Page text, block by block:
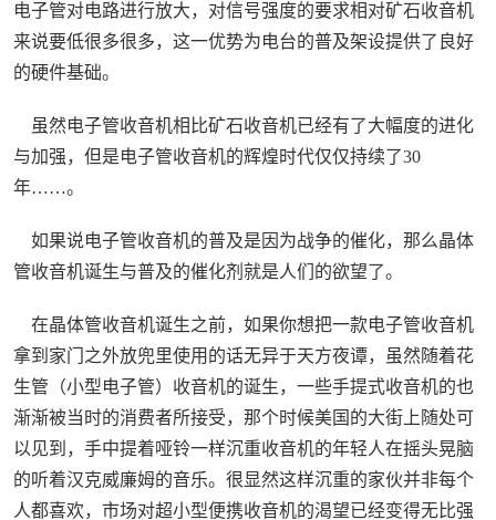
电子管对电路进行放大，对信号强度的要求相对矿石收音机
来说要低很多很多，这一优势为电台的普及架设提供了良好
的硬件基础。
虽然电子管收音机相比矿石收音机已经有了大幅度的进化
与加强，但是电子管收音机的辉煌时代仅仅持续了30
年……。
如果说电子管收音机的普及是因为战争的催化，那么晶体
管收音机诞生与普及的催化剂就是人们的欲望了。
在晶体管收音机诞生之前，如果你想把一款电子管收音机
拿到家门之外放兜里使用的话无异于天方夜谭，虽然随着花
生管（小型电子管）收音机的诞生，一些手提式收音机的也
渐渐被当时的消费者所接受，那个时候美国的大街上随处可
以见到，手中提着哑铃一样沉重收音机的年轻人在摇头晃脑
的听着汉克威廉姆的音乐。很显然这样沉重的家伙并非每个
人都喜欢，市场对超小型便携收音机的渴望已经变得无比强